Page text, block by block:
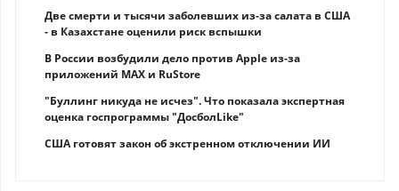
Две смерти и тысячи заболевших из-за салата в США
- в Казахстане оценили риск вспышки
В России возбудили дело против Apple из-за
приложений MAX и RuStore
"Буллинг никуда не исчез". Что показала экспертная
оценка госпрограммы "ДосболLike"
США готовят закон об экстренном отключении ИИ